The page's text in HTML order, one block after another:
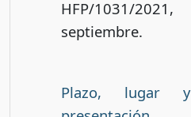
HFP/1031/
septiembre.
Plazo, lugar